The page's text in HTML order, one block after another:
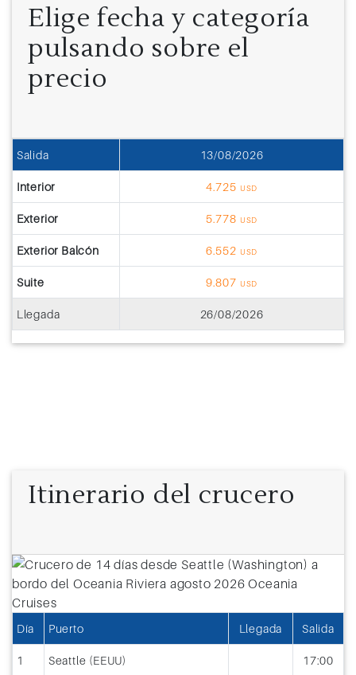
Elige fecha y categoría
pulsando sobre el
precio
Salida 13/08/2026
Interior 4.725 USD
Exterior 5.778 USD
Exterior Balcón 6.552 USD
Suite 9.807 USD
Llegada 26/08/2026
Itinerario del crucero
Día Puerto Llegada Salida
1 Seattle (EEUU) 17:00